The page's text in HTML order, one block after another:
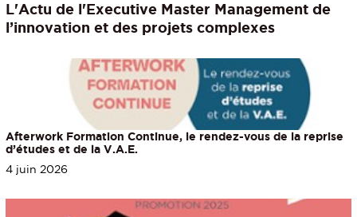
L'Actu de l'Executive Master Management de
l’innovation et des projets complexes
Afterwork Formation Continue, le rendez-vous de la reprise
d’études et de la V.A.E.
4 juin 2026